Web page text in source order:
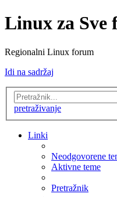
Linux za Sve
Regionalni Linux forum
Idi na sadržaj
pretraživanje
Linki
Neodgovorene
Aktivne teme
Pretražnik